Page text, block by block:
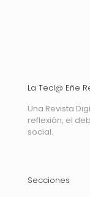
La Tecl@ Eñe
Una Revista
reflexión, el
social.
Secciones